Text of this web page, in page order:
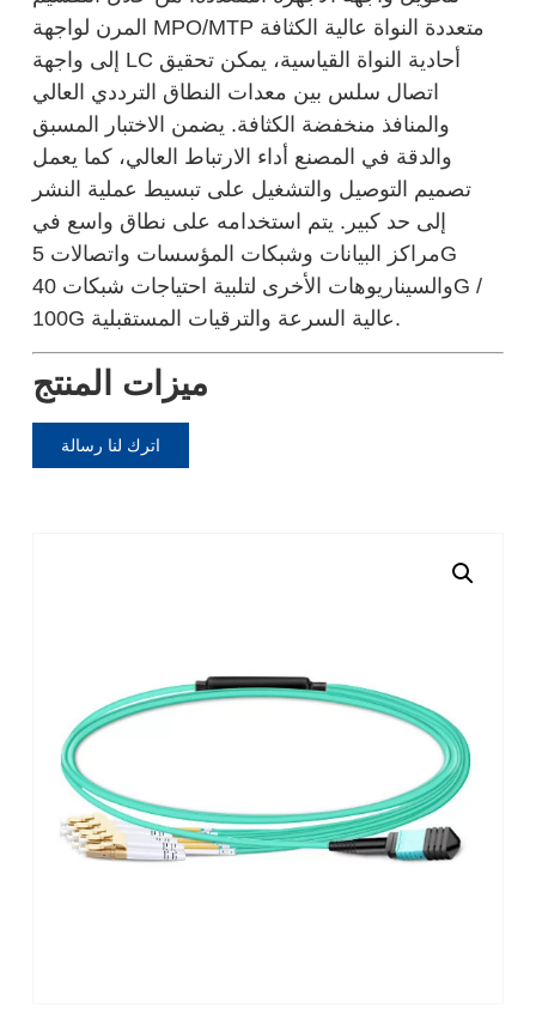
المرن لواجهة MPO/MTP متعددة النواة عالية الكثافة
إلى واجهة LC أحادية النواة القياسية، يمكن تحقيق
اتصال سلس بين معدات النطاق الترددي العالي
والمنافذ منخفضة الكثافة. يضمن الاختبار المسبق
والدقة في المصنع أداء الارتباط العالي، كما يعمل
تصميم التوصيل والتشغيل على تبسيط عملية النشر
إلى حد كبير. يتم استخدامه على نطاق واسع في
مراكز البيانات وشبكات المؤسسات واتصالات 5G
والسيناريوهات الأخرى لتلبية احتياجات شبكات 40G /
100G عالية السرعة والترقيات المستقبلية.
ميزات المنتج
اترك لنا رسالة